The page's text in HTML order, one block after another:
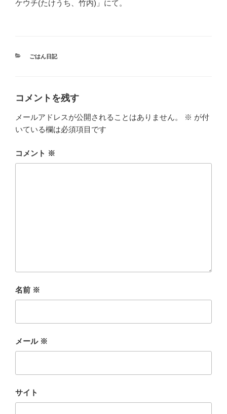
ケウチ(たけうち、竹内)」にて。
カ
ごはん日記
コメントを残す
メールアドレスが公開されることはありません。 ※ が付
いている欄は必須項目です
コメント ※
名前 ※
メール ※
サイト